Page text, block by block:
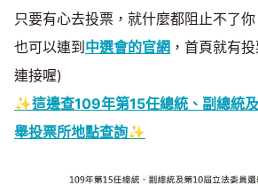
只要有心去投票，就什麼都阻止不了
也可以連到中選會的官網 ，首頁就有
連接喔)
✨這邊查109年第15任總統、副總統
舉投票所地點查詢✨